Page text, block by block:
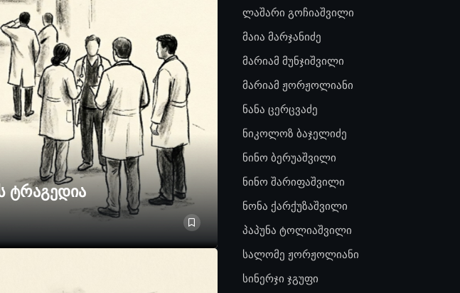
ტრაგედია
ლაშარი გოჩიაშვილი
მაია მარჯანიძე
მარიამ მუნჯიშვილი
მარიამ ჟორჟოლიანი
ნანა ცერცვაძე
ნიკოლოზ ბაჯელიძე
ნინო ბერუაშვილი
ნინო შარიფაშვილი
ნონა ქარქუზაშვილი
პაპუნა ტოლიაშვილი
სალომე ჟორჟოლიანი
სინერჯი ჯგუფი